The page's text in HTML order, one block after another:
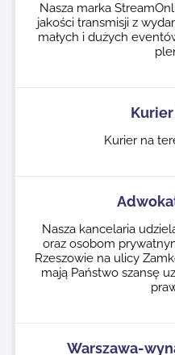
Nasza marka
jakości transmisji z
małych i dużych
Kurier na
Nasza kancelaria
oraz osobom
Rzeszowie na ulicy
mają Państwo szansę
Warszawa-